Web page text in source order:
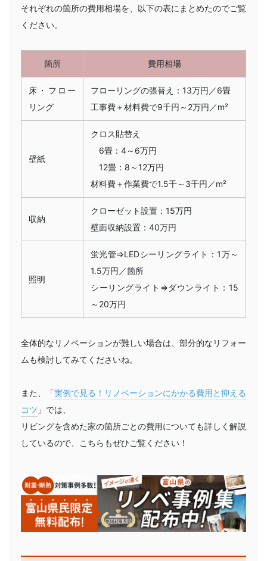
それぞれの箇所の費用相場を、以下の表にまとめたのでご覧
ください。
箇所 費用相場
床・フロー
リング
フローリングの張替え：13万円／6畳
工事費＋材料費で9千円～2万円／m²
壁紙
クロス貼替え
6畳：4～6万円
12畳：8～12万円
材料費＋作業費で1.5千～3千円／m²
収納
クローゼット設置：15万円
壁面収納設置：40万円
照明
蛍光管⇒LEDシーリングライト：1万～
1.5万円／箇所
シーリングライト⇒ダウンライト：15
～20万円
全体的なリノベーションが難しい場合は、部分的なリフォー
ムも検討してみてくださいね。
また、 「実例で見る！リノベーションにかかる費用と抑える
コツ 」 では、
リビングを含めた家の箇所ごとの費用についても詳しく解説
しているので、こちらもぜひご覧ください！